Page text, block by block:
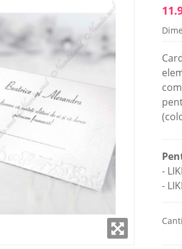
-
-
SHOWROOM AMPLASAT ÎN
CENTRUL CAPITALEI
Luni - Vineri: 9:00- 18:00
Telefon: 0 (22) 922- 888